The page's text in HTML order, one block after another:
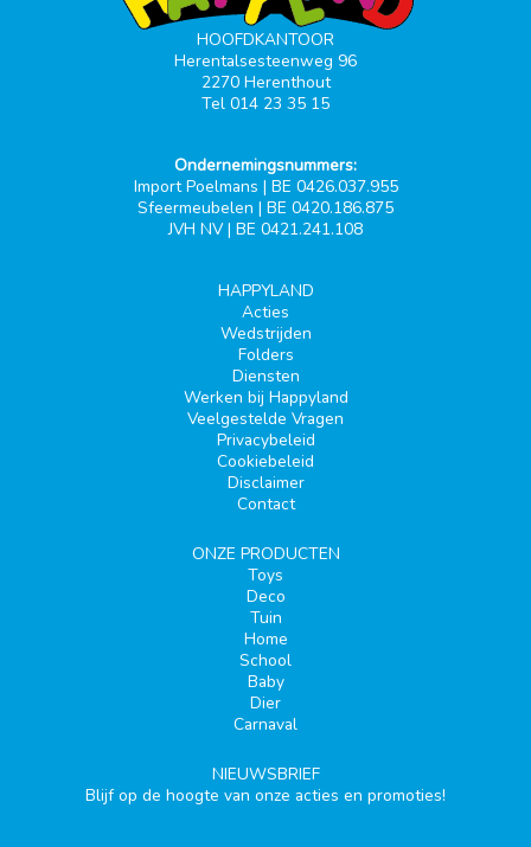
HOOFDKANTOOR
Herentalsesteenweg 96
2270 Herenthout
Tel 014 23 35 15
Ondernemingsnummers:
Import Poelmans | BE 0426.037.955
Sfeermeubelen | BE 0420.186.875
JVH NV | BE 0421.241.108
HAPPYLAND
Acties
Wedstrijden
Folders
Diensten
Werken bij Happyland
Veelgestelde Vragen
Privacybeleid
Cookiebeleid
Disclaimer
Contact
ONZE PRODUCTEN
Toys
Deco
Tuin
Home
School
Baby
Dier
Carnaval
NIEUWSBRIEF
Blijf op de hoogte van onze acties en promoties!